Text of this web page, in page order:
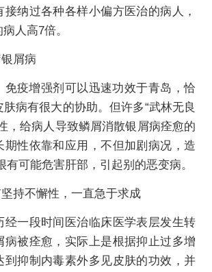
纳过各种各样小偏方医治的病人，
人高7倍。
屑病
疫增强剂可以迅速功效于​青岛，恰
病有很大的协助。但许多“武林无良
，给病人导致鳞屑消散银屑病痊愈的
期性依靠和应用，不但加剧病况，造
有可能危害肝部，引起别的恶变病。
不懈性，一直急于求成
一段时间医治临床医学表层发生转
病被痊愈，实际上是根据抑止过多增
到抑制内毒素外多见皮肤的功效，并